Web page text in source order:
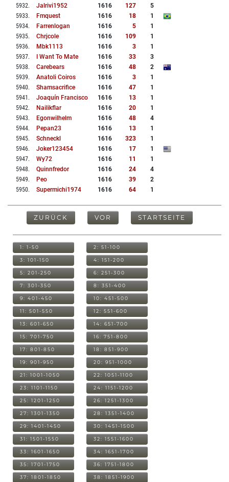
5932. Jalrivi1952 1616 127
5
5933. Fmquest 1616 18
1
5934. Farrenlogan 1616 5
1
5935. Chrjcole 1616 109
1
5936. Mbk1113 1616 3
1
5937. I Want To Mate 1616 33
3
5938. Carebears 1616 48
2
5939. Anatoli Coiros 1616 3
1
5940. Shamsacrifice 1616 47
1
5941 . Joaquín Francisco 1616 13
1
5942. Nailikflar 1616 20
1
5943. Egonwilhelm 1616 48
4
5944. Pepan23 1616 13
1
5945. Schneckl 1616 323
1
5946. Joker123454 1616 17
1
5947. Wy72 1616 11
1
5948. Quinnfredor 1616 24
4
5949. Peo 1616 39
2
5950. Supermichi1974 1616 64 1
ZURÜCK VOR STARTSEITE
1: 1-50 2: 51-100
3: 101-150 4: 151-200
5: 201-250 6: 251-300
7: 301-350 8: 351-400
9: 401-450 10: 451-500
11: 501-550 12: 551-600
13: 601-650 14: 651-700
15: 701-750 16: 751-800
17: 801-850 18: 851-900
19: 901-950 20: 951-1000
21: 1001-1050 22: 1051-1100
23: 1101-1150 24: 1151-1200
25: 1201-1250 26: 1251-1300
27: 1301-1350 28: 1351-1400
29: 1401-1450 30: 1451-1500
31: 1501-1550 32: 1551-1600
33: 1601-1650 34: 1651-1700
35: 1701-1750 36: 1751-1800
37: 1801-1850 38: 1851-1900